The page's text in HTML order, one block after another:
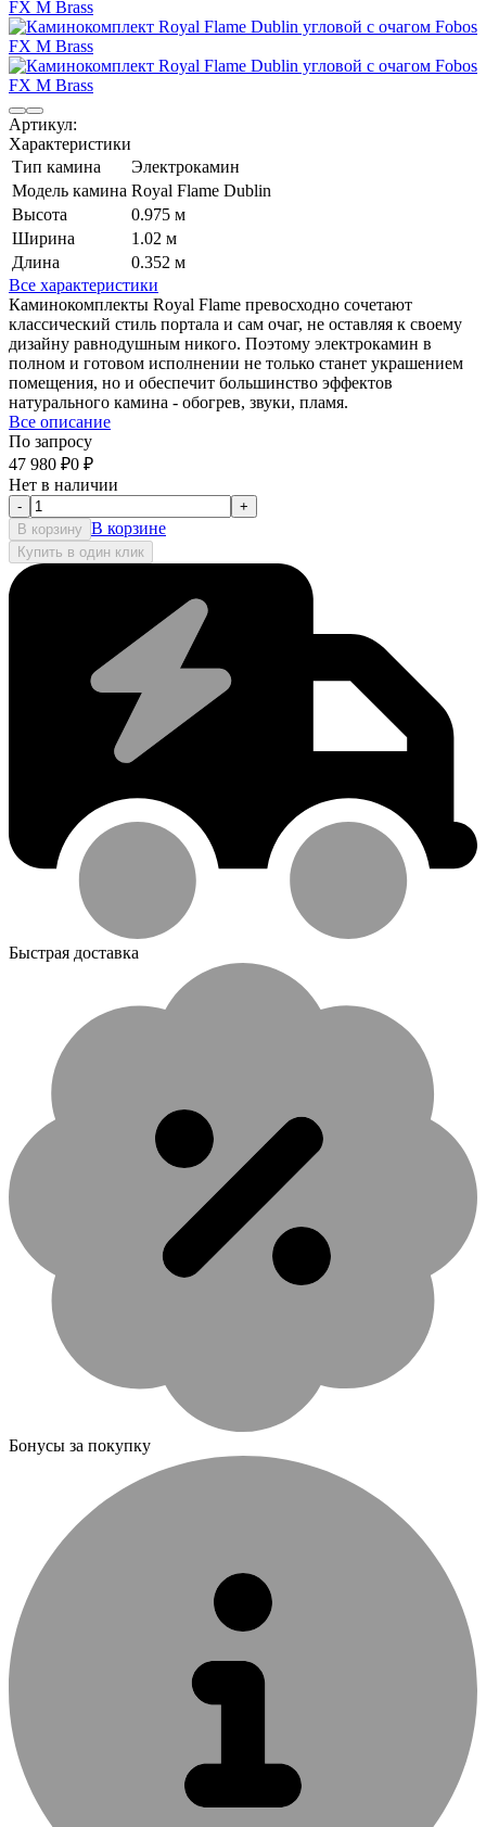
Артикул:
Характеристики
Тип камина
Электрокамин
Модель камина Royal Flame Dublin
Высота
0.975 м
Ширина
1.02 м
Длина
0.352 м
Все характеристики
Каминокомплекты Royal Flame превосходно сочетают
классический стиль портала и сам очаг, не оставляя к своему
дизайну равнодушным никого. Поэтому электрокамин в
полном и готовом исполнении не только станет украшением
помещения, но и обеспечит большинство эффектов
натурального камина - обогрев, звуки, пламя.
Все описание
По запросу
47 980 ₽0 ₽
Нет в наличии
-
+
В корзину В корзине
Купить в один клик
Быстрая доставка
Бонусы за покупку